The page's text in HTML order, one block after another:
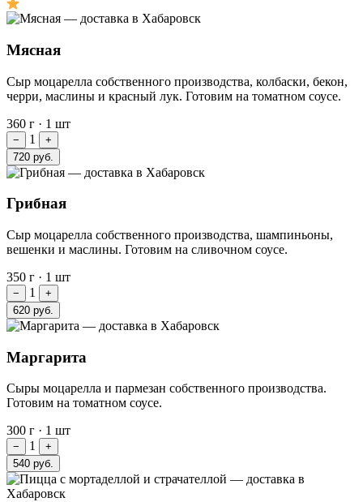
Мясная
Сыр моцарелла собственного производства, колбаски, бекон,
черри, маслины и красный лук. Готовим на томатном соусе.
360 г · 1 шт
− 1
+
720 руб.
Грибная
Сыр моцарелла собственного производства, шампиньоны,
вешенки и маслины. Готовим на сливочном соусе.
350 г · 1 шт
− 1
+
620 руб.
Маргарита
Сыры моцарелла и пармезан собственного производства.
Готовим на томатном соусе.
300 г · 1 шт
− 1
+
540 руб.